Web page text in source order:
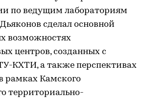
по ведущим лабораториям
сделал основной
возможностях
центров, созданных с
КХТИ, а также перспективах
рамках Камского
территориально-